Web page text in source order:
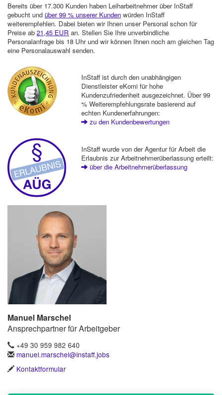
Bereits über 17.300 Kunden haben Leiharbeitnehmer über InStaff
gebucht und über 99 % unserer Kunden würden InStaff
weiterempfehlen. Dabei bieten wir Ihnen unser Personal schon für
Preise ab 21,45 EUR an. Stellen Sie Ihre unverbindliche
Personalanfrage bis 18 Uhr und wir können Ihnen noch am gleichen Tag
eine Personalauswahl senden.
InStaff ist durch den unabhängigen
Dienstleister eKomi für hohe
Kundenzufriedenheit ausgezeichnet. Über 99
% Weiterempfehlungsrate basierend auf
echten Kundenerfahrungen:
zu den Kundenbewertungen
InStaff wurde von der Agentur für Arbeit die
Erlaubnis zur Arbeitnehmerüberlassung erteilt:
über die Arbeitnehmerüberlassung
Manuel Marschel
Ansprechpartner für Arbeitgeber
+49 30 959 982 640
manuel.marschel@instaff.jobs
Kontaktformular